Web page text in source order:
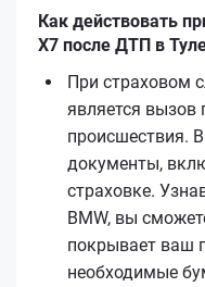
Как действовать
X7 после ДТП в
При страховом
является
происшествия.
документы,
страховке.
BMW, вы
покрывает ваш
необходимые